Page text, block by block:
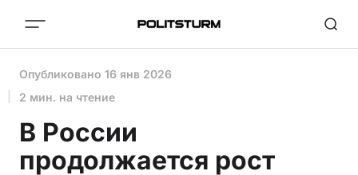
Опубликовано 16 янв 2026
2 мин. на чтение
В России
продолжается рост